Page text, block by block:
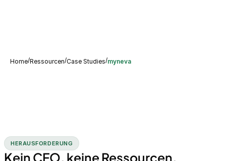
Home/Ressourcen/Case Studies/myneva
HERAUSFORDERUNG
Kein CFO, keine Ressourcen,